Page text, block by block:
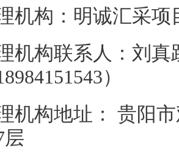
机构：明诚汇采项
机构联系人：刘
）
机构地址： 贵阳
层